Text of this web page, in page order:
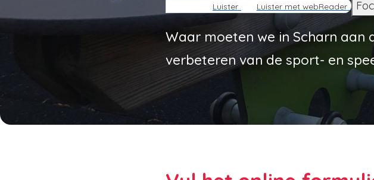
Kruimelpad
Luister Luister met webReader
Waar moeten we in Scharn aan
verbeteren van de sport- en